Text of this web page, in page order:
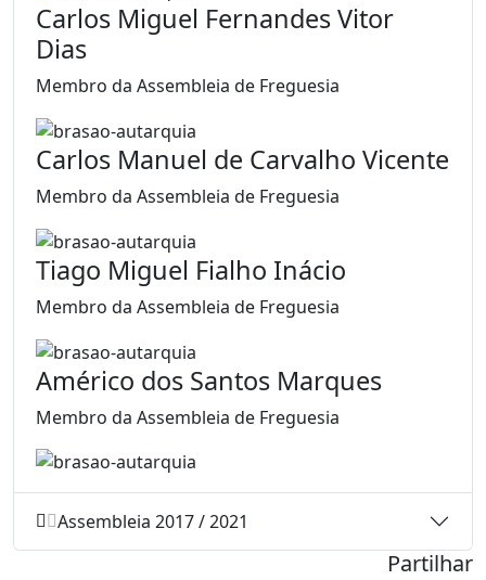
Carlos Miguel Fernandes Vitor
Dias
Membro da Assembleia de Freguesia
Carlos Manuel de Carvalho Vicente
Membro da Assembleia de Freguesia
Tiago Miguel Fialho Inácio
Membro da Assembleia de Freguesia
Américo dos Santos Marques
Membro da Assembleia de Freguesia
Assembleia 2017 / 2021
Partilhar